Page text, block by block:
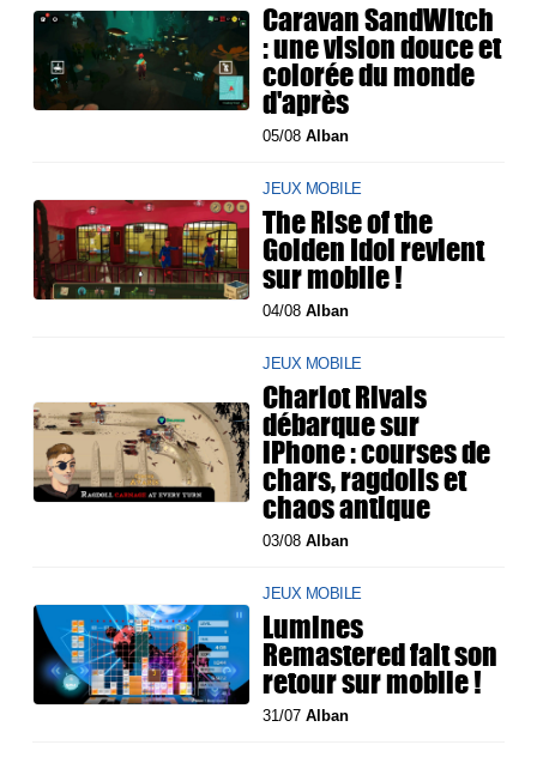
Caravan SandWitch
: une vision douce et
colorée du monde
d'après
05/08Alban
JEUX MOBILE
The Rise of the
Golden Idol revient
sur mobile !
04/08Alban
JEUX MOBILE
Chariot Rivals
débarque sur
iPhone : courses de
chars, ragdolls et
chaos antique
03/08Alban
JEUX MOBILE
Lumines
Remastered fait son
retour sur mobile !
31/07Alban